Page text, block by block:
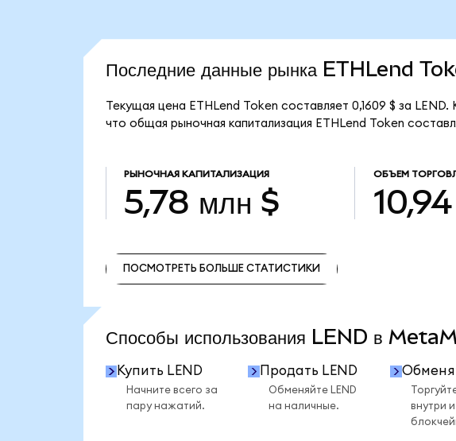
Последние данные рынка ETHLend
Текущая цена ETHLend Token составляет 0,1609 $ за
что общая рыночная капитализация ETHLend Token
РЫНОЧНАЯ КАПИТАЛИЗАЦИЯ
5,78 млн $
ОБЪЕМ
ПОСМОТРЕТЬ БОЛЬШЕ СТАТИСТИКИ
Способы использования LEND в
Купить LEND
Начните всего за
пару нажатий.
Продать LEND
Обменяйте LEND
на наличные.
внутри